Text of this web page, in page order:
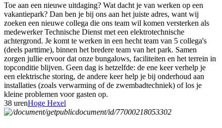
Toe aan een nieuwe uitdaging? Wat dacht je van werken op een
vakantiepark? Dan ben je bij ons aan het juiste adres, want wij
zoeken een nieuwe collega die ons team wil komen versterken als
medewerker Technische Dienst met een elektrotechnische
achtergrond. Je komt te werken in een hecht team van 5 collega's
(deels parttime), binnen het bredere team van het park. Samen
zorgen jullie ervoor dat onze bungalows, faciliteiten en het terrein in
topconditie blijven. Geen dag is hetzelfde: de ene keer verhelp je
een elektrische storing, de andere keer help je bij onderhoud aan
installaties (zoals verwarming of de zwembadtechniek) of los je
kleine problemen voor gasten op.
38 urenHoge Hexel